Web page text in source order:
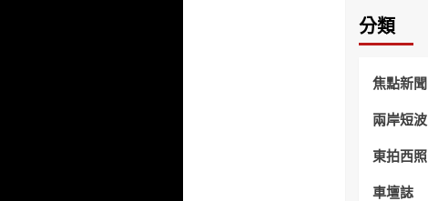
分類
焦點新聞
兩岸短波
東拍西照
車壇誌